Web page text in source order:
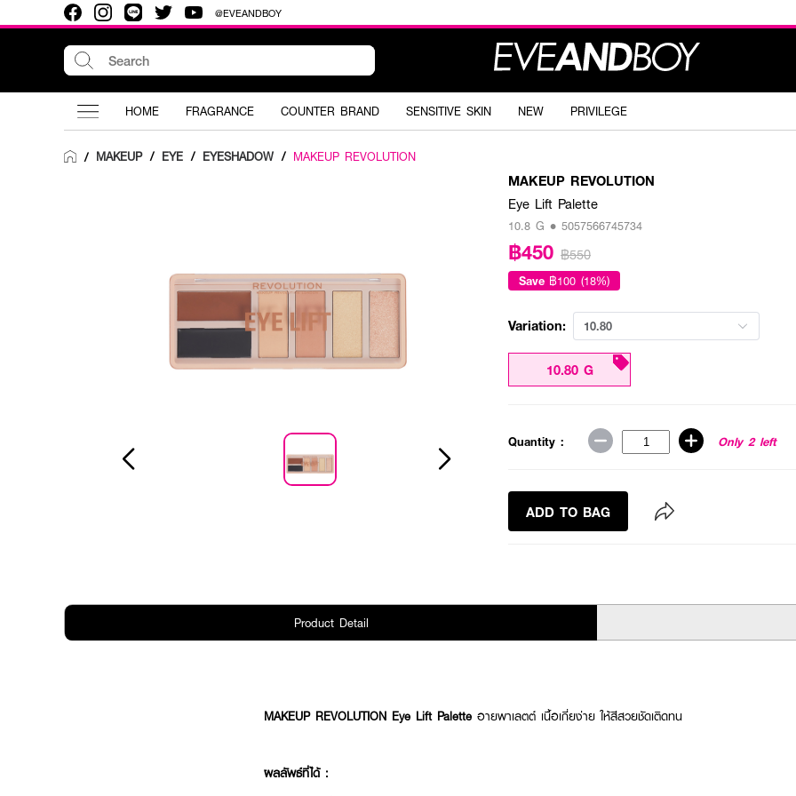
@EVEANDBOY
HOME FRAGRANCE COUNTER BRAND SENSITIVE SKIN NEW PRIVILEGE
/ MAKEUP / EYE / EYESHADOW / MAKEUP REVOLUTION
MAKEUP REVOLUTION
Eye Lift Palette
10.8 G • 5057566745734
฿450 ฿550
Save ฿100 (18%)
Variation: 10.80
10.80 G
Quantity : Only 2 left
ADD TO BAG
Product Detail
MAKEUP REVOLUTION Eye Lift Palette อายพาเลตต์ เนื้อเกี่ยง่าย ให้สีสวยชัดเติดทน
ผลลัพธ์ที่ได้ :